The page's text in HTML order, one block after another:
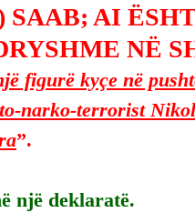
AI
NË
figurë kyçe në
narko-terrorist
”.
një deklaratë.